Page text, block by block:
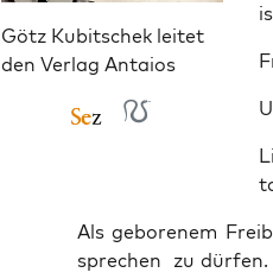
Götz Kubitschek leitet
den Verlag Antaios
Als gebo­re­nem
spre­chen zu dür­fen.